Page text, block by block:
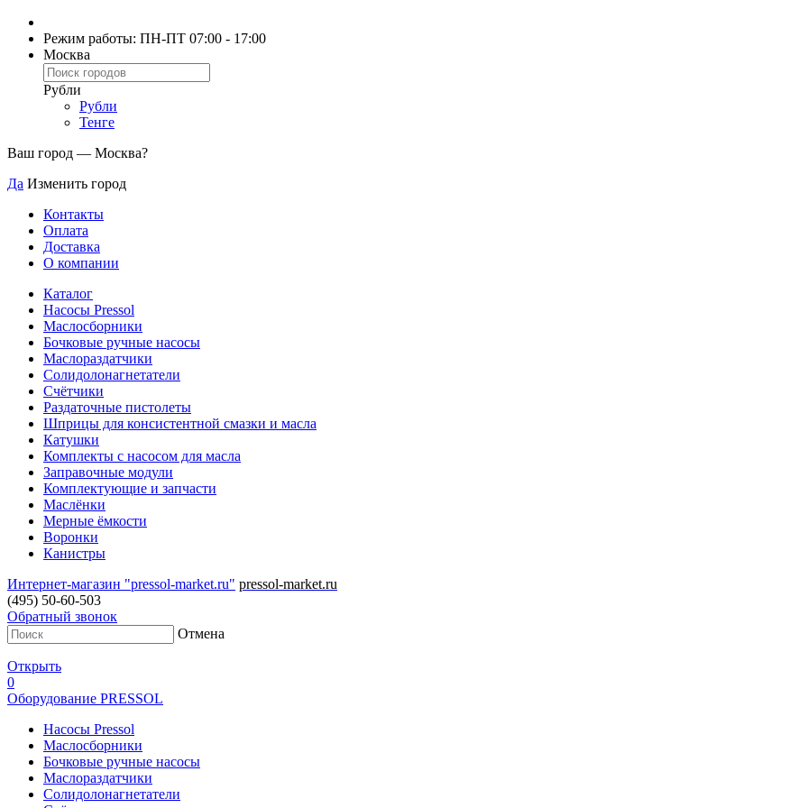
Режим работы: ПН-ПТ 07:00 - 17:00
Москва
Рубли
Рубли
Тенге
Ваш город — Москва?
Да Изменить город
Контакты
Оплата
Доставка
О компании
Каталог
Насосы Pressol
Маслосборники
Бочковые ручные насосы
Маслораздатчики
Солидолонагнетатели
Счётчики
Раздаточные пистолеты
Шприцы для консистентной смазки и масла
Катушки
Комплекты с насосом для масла
Заправочные модули
Комплектующие и запчасти
Маслёнки
Мерные ёмкости
Воронки
Канистры
Интернет-магазин "pressol-market.ru" pressol-market.ru
(495) 50-60-503
Обратный звонок
Отмена
Открыть
0
Оборудование PRESSOL
Насосы Pressol
Маслосборники
Бочковые ручные насосы
Маслораздатчики
Солидолонагнетатели